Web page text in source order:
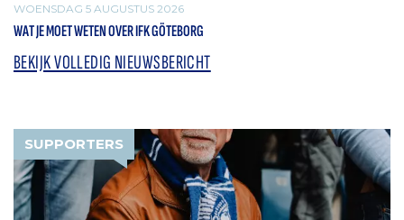
WOENSDAG 5 AUGUSTUS 2026
WAT JE MOET WETEN OVER IFK GÖTEBORG
BEKIJK VOLLEDIG NIEUWSBERICHT
SUPPORTERS